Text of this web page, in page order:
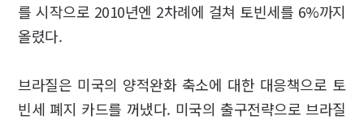
를 시작으로 2010년엔 2차례에 걸쳐 토빈세를 6%까지
올렸다.
브라질은 미국의 양적완화 축소에 대한 대응책으로 토
빈세 폐지 카드를 꺼냈다. 미국의 출구전략으로 브라질